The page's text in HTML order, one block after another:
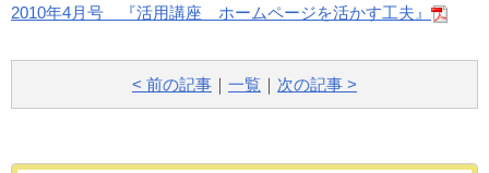
2010年4月号 『活用講座 ホームページを活かす工夫』
< 前の記事 ｜ 一覧 ｜ 次の記事 >